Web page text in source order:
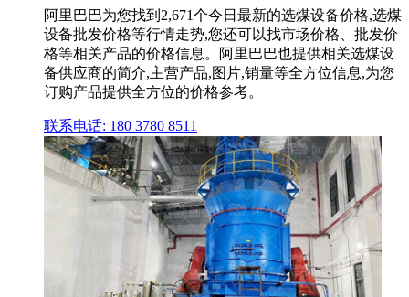
阿里巴巴为您找到2,671个今日最新的选煤设备价格,选煤
设备批发价格等行情走势,您还可以找市场价格、批发价
格等相关产品的价格信息。阿里巴巴也提供相关选煤设
备供应商的简介,主营产品,图片,销量等全方位信息,为您
订购产品提供全方位的价格参考。
联系电话: 180 3780 8511